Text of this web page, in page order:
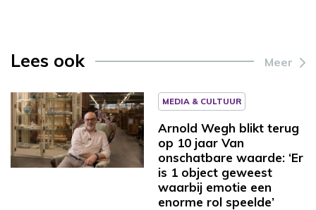
Lees ook Meer
MEDIA & CULTUUR
Arnold Wegh blikt terug
op 10 jaar Van
onschatbare waarde: ‘Er
is 1 object geweest
waarbij emotie een
enorme rol speelde’